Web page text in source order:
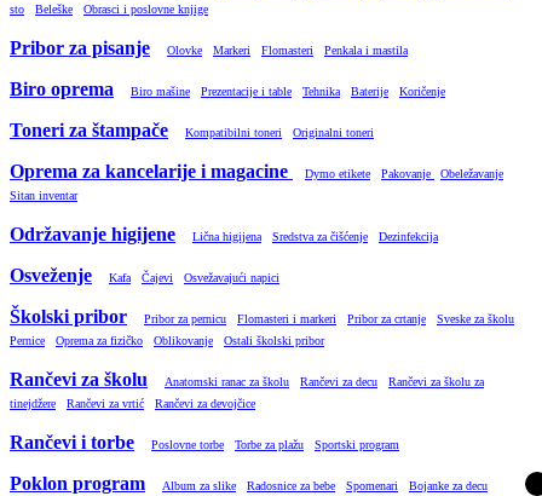
sto
Beleške Obrasci i poslovne knjige
Pribor za pisanje Olovke Markeri Flomasteri Penkala i mastila
Biro oprema Biro mašine Prezentacije i table Tehnika Baterije Koričenje
Toneri za štampače Kompatibilni toneri Originalni toneri
Oprema za kancelarije i magacine Dymo etikete Pakovanje
Obeležavanje
Sitan inventar
Održavanje higijene Lična higijena Sredstva za čišćenje Dezinfekcija
Osveženje Kafa Čajevi Osvežavajući napici
Školski pribor Pribor za pernicu Flomasteri i markeri Pribor za crtanje
Sveske za školu
Pernice
Oprema za fizičko Oblikovanje Ostali školski pribor
Rančevi za školu Anatomski ranac za školu Rančevi za decu
Rančevi za školu za
tinejdžere
Rančevi za vrtić Rančevi za devojčice
Rančevi i torbe Poslovne torbe Torbe za plažu Sportski program
Poklon program Album za slike Radosnice za bebe Spomenari Bojanke za decu